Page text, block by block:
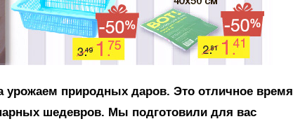
урожаем природных даров. Это отличное время
шедевров. Мы подготовили для вас